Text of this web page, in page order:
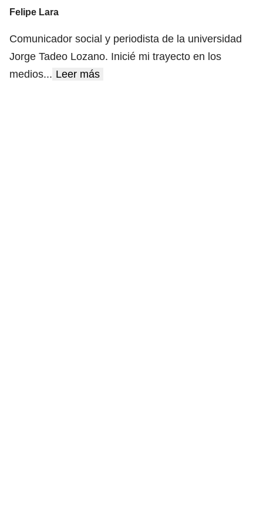
Felipe Lara
Comunicador social y periodista de la universidad
Jorge Tadeo Lozano. Inicié mi trayecto en los
medios... Leer más